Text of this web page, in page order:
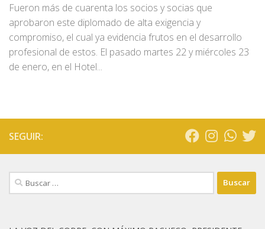
Fueron más de cuarenta los socios y socias que
aprobaron este diplomado de alta exigencia y
compromiso, el cual ya evidencia frutos en el desarrollo
profesional de estos. El pasado martes 22 y miércoles 23
de enero, en el Hotel...
SEGUIR:
Buscar: